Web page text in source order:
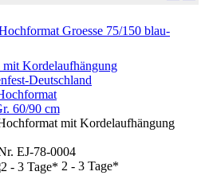
mit Kordelaufhängung
Deutschland
60/90 cm
mit Kordelaufhängung
EJ-78-0004
2 - 3 Tage*